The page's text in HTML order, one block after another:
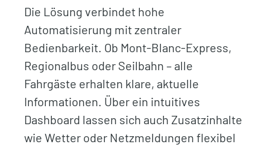
Die Lösung verbindet hohe
Automatisierung mit zentraler
Bedienbarkeit. Ob Mont-Blanc-Express,
Regionalbus oder Seilbahn – alle
Fahrgäste erhalten klare, aktuelle
Informationen. Über ein intuitives
Dashboard lassen sich auch Zusatzinhalte
wie Wetter oder Netzmeldungen flexibel